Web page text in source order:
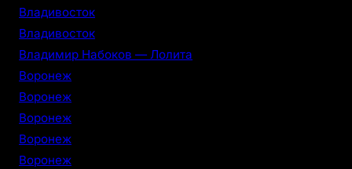
Владивосток
Владивосток
Владимир Набоков — Лолита
Воронеж
Воронеж
Воронеж
Воронеж
Воронеж